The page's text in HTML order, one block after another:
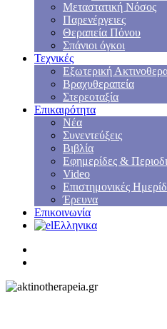
Μεταστατική Νόσος
Παρενέργειες
Θεραπεία Πόνου
Σπάνιοι όγκοι
Τεχνικές
Εξωτερική
Βραχυθεραπεία
Στερεοταξία
Επικαιρότητα
Νέα
Συνεντεύξεις
Βιβλία
Εφημερίδες &
Video
Επιστημονικές
Έρευνα
Επικοινωνία
Ελληνικα